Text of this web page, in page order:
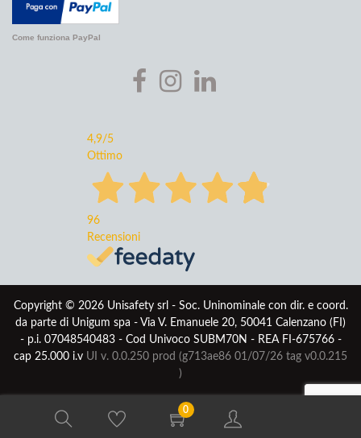
0
Come funziona PayPal
4,9/5
Ottimo
96
Recensioni
Copyright © 2026 Unisafety srl - Soc. Uninominale con dir. e coord.
da parte di Unigum spa - Via V. Emanuele 20, 50041 Calenzano (FI)
- p.i. 07048540483 - Cod Univoco SUBM70N - REA FI-675766 -
cap 25.000 i.v UI v. 0.0.250 prod (g713ae86 01/07/26 tag v0.0.215
)